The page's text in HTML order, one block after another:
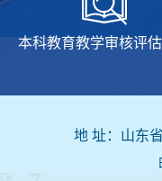
本科教育教学审核评
地 址：山东